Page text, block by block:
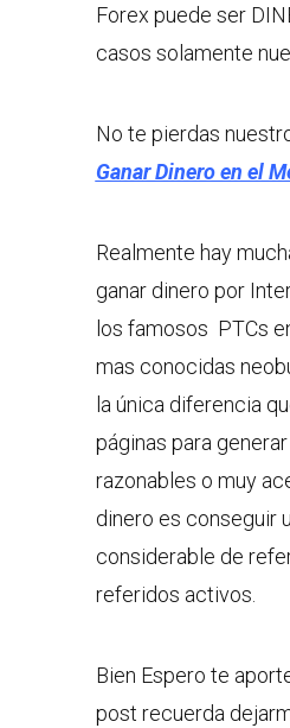
Forex puede ser
casos solamente
No te pierdas
Ganar Dinero en el
Realmente hay
ganar dinero por
los famosos PTCs
mas conocidas
la única diferencia
páginas para
razonables o muy
dinero es conseguir
considerable de
referidos activos.
Bien Espero te
post recuerda